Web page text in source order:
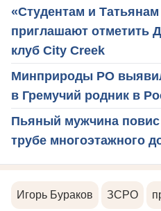
«Студентам и
приглашают отметить
клуб City Creek
Минприроды РО
в Гремучий родник в
Пьяный мужчина повис
трубе многоэтажного
Игорь Бураков ЗСРО